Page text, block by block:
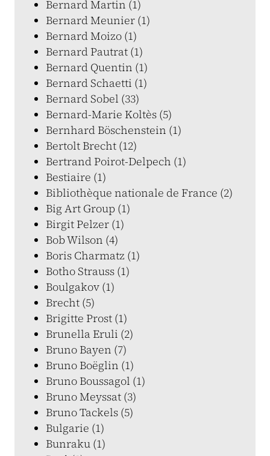
Bernard Martin (1)
Bernard Meunier (1)
Bernard Moizo (1)
Bernard Pautrat (1)
Bernard Quentin (1)
Bernard Schaetti (1)
Bernard Sobel (33)
Bernard-Marie Koltès (5)
Bernhard Böschenstein (1)
Bertolt Brecht (12)
Bertrand Poirot-Delpech (1)
Bestiaire (1)
Bibliothèque nationale de France (2)
Big Art Group (1)
Birgit Pelzer (1)
Bob Wilson (4)
Boris Charmatz (1)
Botho Strauss (1)
Boulgakov (1)
Brecht (5)
Brigitte Prost (1)
Brunella Eruli (2)
Bruno Bayen (7)
Bruno Boëglin (1)
Bruno Boussagol (1)
Bruno Meyssat (3)
Bruno Tackels (5)
Bulgarie (1)
Bunraku (1)